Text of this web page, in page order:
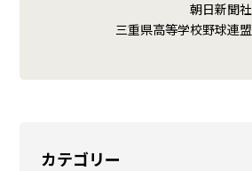
朝日新聞社
三重県高等学校野球連盟
カテゴリー